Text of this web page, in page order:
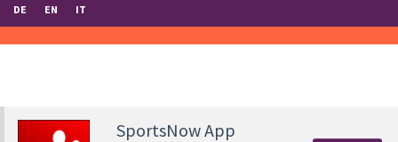
DE EN IT
SportsNow App